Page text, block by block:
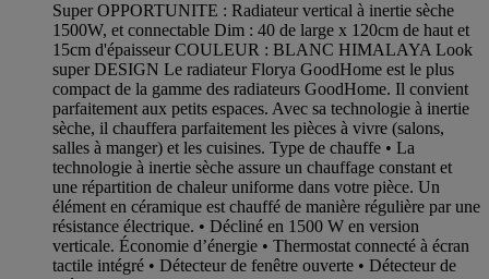
Super OPPORTUNITE : Radiateur vertical à inertie sèche
1500W, et connectable Dim : 40 de large x 120cm de haut et
15cm d'épaisseur COULEUR : BLANC HIMALAYA Look
super DESIGN Le radiateur Florya GoodHome est le plus
compact de la gamme des radiateurs GoodHome. Il convient
parfaitement aux petits espaces. Avec sa technologie à inertie
sèche, il chauffera parfaitement les pièces à vivre (salons,
salles à manger) et les cuisines. Type de chauffe • La
technologie à inertie sèche assure un chauffage constant et
une répartition de chaleur uniforme dans votre pièce. Un
élément en céramique est chauffé de manière régulière par une
résistance électrique. • Décliné en 1500 W en version
verticale. Économie d’énergie • Thermostat connecté à écran
tactile intégré • Détecteur de fenêtre ouverte • Détecteur de